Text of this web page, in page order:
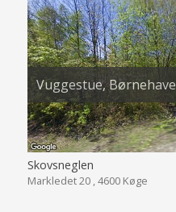
Vuggestue, Børnehave
Skovsneglen
Markledet 20 , 4600 Køge